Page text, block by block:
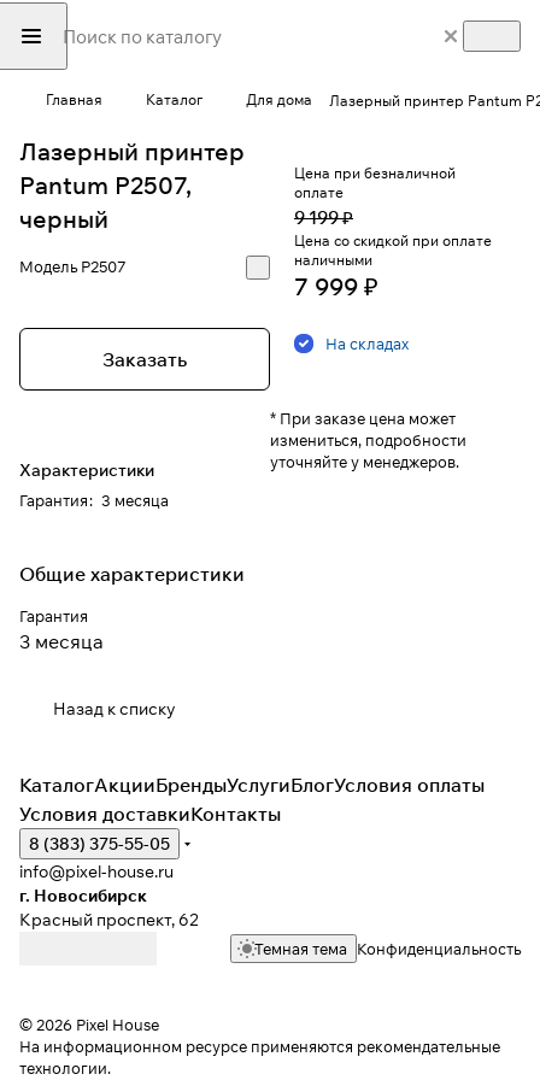
Главная Каталог Для дома Лазерный принтер Pantum
Лазерный принтер
Pantum P2507,
черный
МодельP2507
Заказать
Характеристики
Гарантия: 3 месяца
Цена при безналичной
оплате
9 199 ₽
Цена со скидкой при оплате
наличными
7 999 ₽
На складах
* При заказе цена может
измениться, подробности
уточняйте у менеджеров.
Общие характеристики
Гарантия
3 месяца
Назад к списку
КаталогАкцииБрендыУслугиБлогУсловия оплаты
Условия доставкиКонтакты
8 (383) 375-55-05
info@pixel-house.ru
г. Новосибирск
Красный проспект, 62
Темная тема Конфиденциальность
© 2026 Pixel House
На информационном ресурсе применяются рекомендательные
технологии.